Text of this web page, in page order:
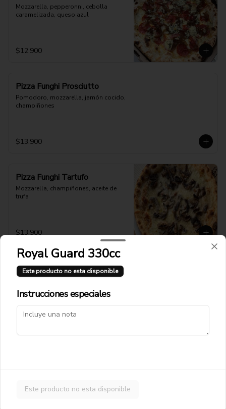
Mozzarella, pepperonni, cebolla
caramelizada, queso azul
$12.900
Pizza Funghi Prosciutto
Pomodoro, mozzarella, jamón cocido,
champiñones
$13.900
Pizza Funghi Tartufo
Mozzarella, champiñones, aceite de
trufa
$13.900
Pizza Gamberetti
Pomodoro, Mozzarella, Camarnes
Pomodoro, Mozzarella, Jamon Cocido
Royal Guard 330cc
Este producto no esta disponible
Instrucciones especiales
Este producto no esta disponible